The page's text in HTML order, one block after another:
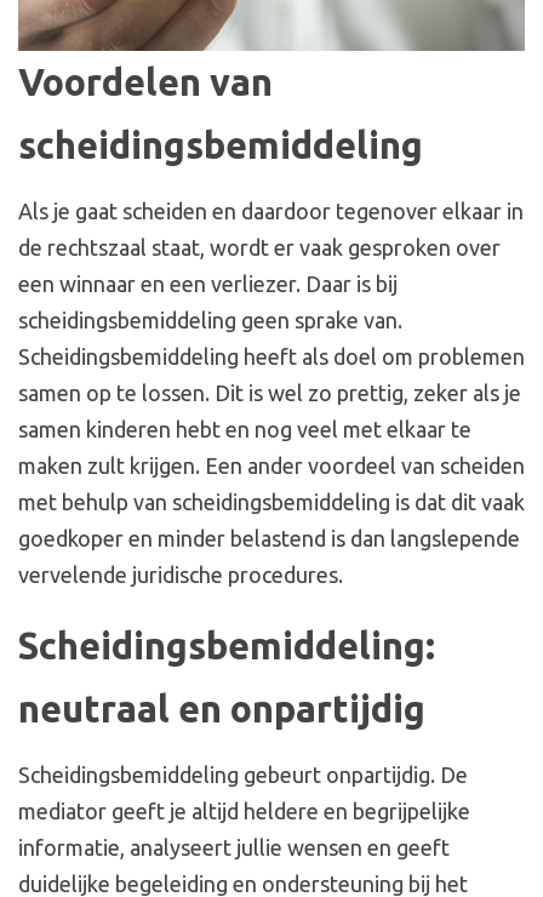
Voordelen van
scheidingsbemiddeling
Als je gaat scheiden en daardoor tegenover elkaar in
de rechtszaal staat, wordt er vaak gesproken over
een winnaar en een verliezer. Daar is bij
scheidingsbemiddeling geen sprake van.
Scheidingsbemiddeling heeft als doel om problemen
samen op te lossen. Dit is wel zo prettig, zeker als je
samen kinderen hebt en nog veel met elkaar te
maken zult krijgen. Een ander voordeel van scheiden
met behulp van scheidingsbemiddeling is dat dit vaak
goedkoper en minder belastend is dan langslepende
vervelende juridische procedures.
Scheidingsbemiddeling:
neutraal en onpartijdig
Scheidingsbemiddeling gebeurt onpartijdig. De
mediator geeft je altijd heldere en begrijpelijke
informatie, analyseert jullie wensen en geeft
duidelijke begeleiding en ondersteuning bij het